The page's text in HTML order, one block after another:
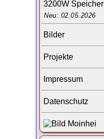
3200W Speicher
Neu: 02.05.2026
Bilder
Projekte
Impressum
Datenschutz